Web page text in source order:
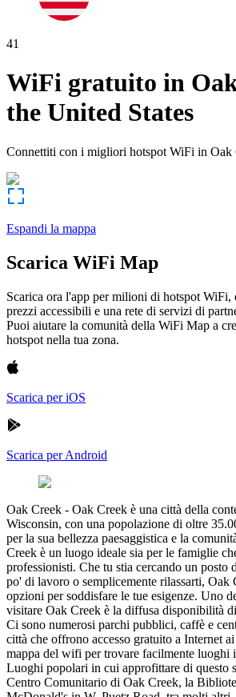
41
WiFi gratuito in
the United States
Connettiti con i migliori hotspot WiFi in Oak
Espandi la mappa
Scarica WiFi Map
Scarica ora l'app per milioni di hotspot
prezzi accessibili e una rete di servizi di
Puoi aiutare la comunità della WiFi Map a
hotspot nella tua zona.
Scarica per iOS
Scarica per Android
Oak Creek - Oak Creek è una città della
Wisconsin, con una popolazione di oltre
per la sua bellezza paesaggistica e la
Creek è un luogo ideale sia per le famiglie
professionisti. Che tu stia cercando un posto
po' di lavoro o semplicemente rilassarti, Oak
opzioni per soddisfare le tue esigenze. Uno
visitare Oak Creek è la diffusa disponibilità
Ci sono numerosi parchi pubblici, caffè e
città che offrono accesso gratuito a Internet
mappa del wifi per trovare facilmente luoghi
Luoghi popolari in cui approfittare di questo
Centro Comunitario di Oak Creek, la